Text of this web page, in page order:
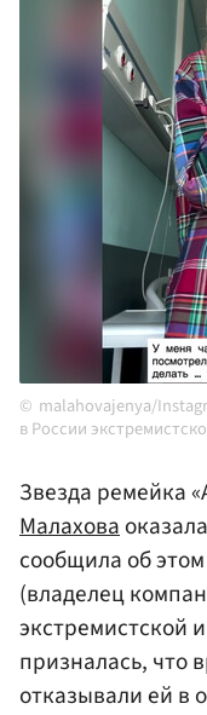
malahovajenya/
в России
Звезда ремейка
Малахова
сообщила об
(владелец
экстремистской
призналась, что
отказывали ей в